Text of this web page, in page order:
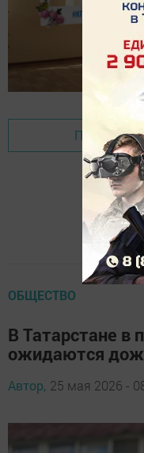
Перейти
ОБЩЕСТВО
В Татарстане в
ожидаются
Автор, 25 мая 2026 -